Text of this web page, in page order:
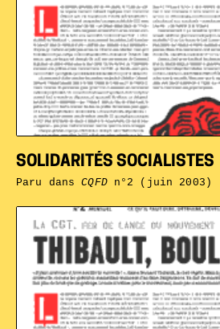
SOLIDARITÉS SOCIALISTES
Paru dansCQFDn°2 (juin 2003)